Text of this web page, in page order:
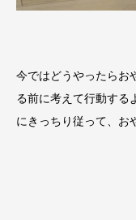
今ではどうやったらお
る前に考えて行動する
にきっちり従って、お